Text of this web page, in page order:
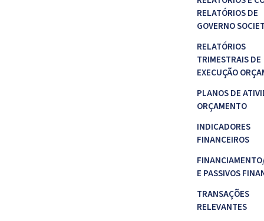
RELATÓRIOS DE
GOVERNO
RELATÓRIOS
TRIMESTRAIS DE
EXECUÇÃO
PLANOS DE
ORÇAMENTO
INDICADORES
FINANCEIROS
E PASSIVOS
TRANSAÇÕES
RELEVANTES